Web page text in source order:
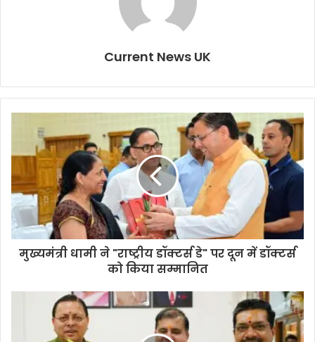
Current News UK
मुख्यमंत्री धामी ने "राष्ट्रीय डॉक्टर्स डे" पर दून में डॉक्टर्स
को किया सम्मानित